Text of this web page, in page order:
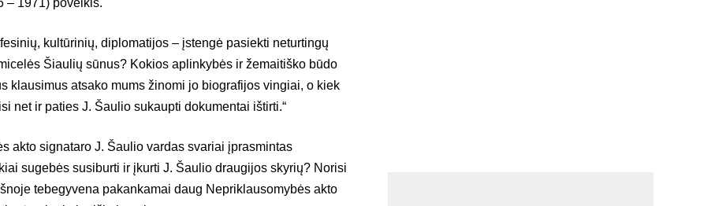
kultūrinių, diplomatijos – įstengė pasiekti neturtingų
Šiaulių sūnus? Kokios aplinkybės ir žemaitiško būdo
klausimus atsako mums žinomi jo biografijos vingiai, o kiek
net ir paties J. Šaulio sukaupti dokumentai ištirti.“
akto signataro J. Šaulio vardas svariai įprasmintas
sugebės susiburti ir įkurti J. Šaulio draugijos skyrių? Norisi
tebegyvena pakankamai daug Nepriklausomybės akto